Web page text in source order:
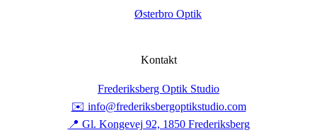
Østerbro Optik
Kontakt
Frederiksberg Optik Studio
✉️ info@frederiksbergoptikstudio.com
📍 Gl. Kongevej 92, 1850 Frederiksberg